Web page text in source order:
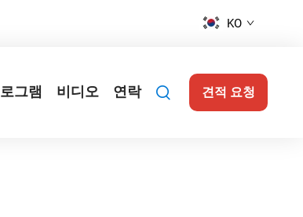
KO
그램 비디오 연락 견적 요청